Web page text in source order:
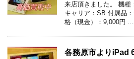
来店頂きました。 機種
キャリア：SB 付属品
格（現金）：9,000円 …
各務原市よりiPad